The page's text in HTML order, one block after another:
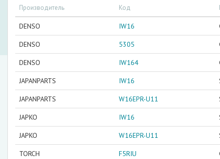
Производитель Код
DENSO IW16
DENSO 5305
DENSO IW164
JAPANPARTS IW16
JAPANPARTS W16EPR-U11
JAPKO IW16
JAPKO W16EPR-U11
TORCH F5RIU